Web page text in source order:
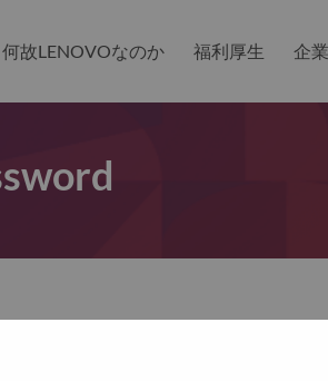
何故LENOVOなのか 福利厚生 企
ドをリセットしますか